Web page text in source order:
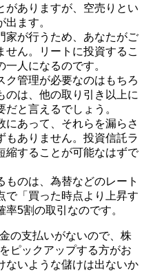
がありますが、空売りとい
ます。
家が行うため、あなたがご
せん。リートに投資するこ
人になるのです。
ク管理が必要なのはもちろ
のは、他の取り引き以上に
と言えるでしょう。
にあって、それらを漏らさ
もありません。投資信託ラ
縮することが可能なはずで
のは、為替などのレート
で「買った時点より上昇す
5割の取引なのです。
の支払いがないので、株
ピックアップする方がお
ないような儲けは出ないか